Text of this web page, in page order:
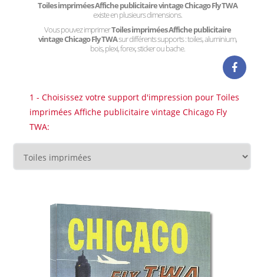
Toiles imprimées Affiche publicitaire vintage Chicago Fly TWA
existe en plusieurs dimensions.
Vous pouvez imprimerToiles imprimées Affiche publicitaire
vintage Chicago Fly TWAsur différents supports : toiles, aluminium,
bois, plexi, forex, sticker ou bache.
1 - Choisissez votre support d'impression pour Toiles
imprimées Affiche publicitaire vintage Chicago Fly
TWA: